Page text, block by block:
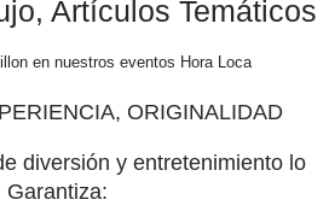
Artículos Temáticos
en nuestros eventos Hora Loca
ORIGINALIDAD
diversión y entretenimiento lo
Garantiza: